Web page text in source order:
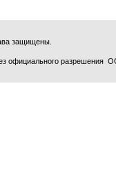
защищены.
официального разрешения